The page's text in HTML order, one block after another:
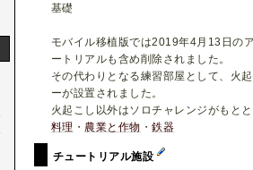
基礎
モバイル移植版では2019年4月13日の
ートリアルも含め削除されました。
その代わりとなる練習部屋として、火
ーが設置されました。
火起こし以外はソロチャレンジがもと
料理 ・ 農業と作物 ・鉄器
チュートリアル施設